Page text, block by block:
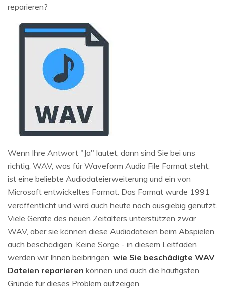
UBackit - Datensicherung
reparieren?
Wenn Ihre Antwort "Ja" lautet, dann sind Sie bei uns
richtig. WAV, was für Waveform Audio File Format steht,
ist eine beliebte Audiodateierweiterung und ein von
Microsoft entwickeltes Format. Das Format wurde 1991
veröffentlicht und wird auch heute noch ausgiebig genutzt.
Viele Geräte des neuen Zeitalters unterstützen zwar
WAV, aber sie können diese Audiodateien beim Abspielen
auch beschädigen. Keine Sorge - in diesem Leitfaden
werden wir Ihnen beibringen, wie Sie beschädigte WAV
Dateien reparieren können und auch die häufigsten
Gründe für dieses Problem aufzeigen.